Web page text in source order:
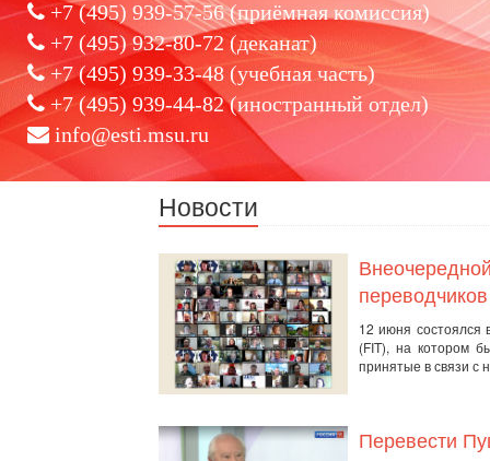
+7 (495) 939-57-56(приёмная комиссия)
+7 (495) 932-80-72 (деканат)
+7 (495) 939-33-48 (учебная часть)
+7 (495) 939-44-82 (иностранный отдел)
info@esti.msu.ru
Новости
переводчиков
12 июня состоялся
(FIT), на котором
принятые в связи с
Перевести